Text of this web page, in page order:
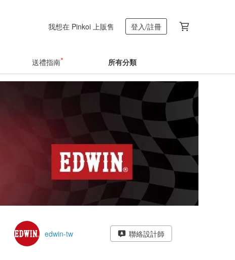
我想在 Pinkoi 上販售 登入/註冊
送禮指南 所有分類
edwin-tw 聯絡設計師